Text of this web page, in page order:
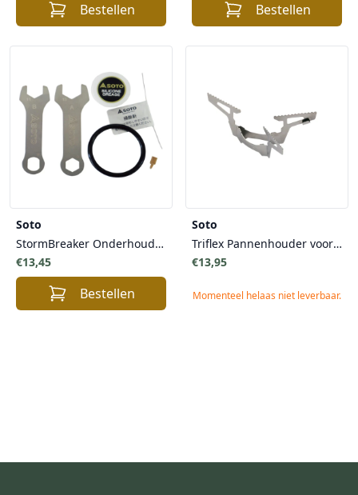
Bestellen Bestellen
Soto
StormBreaker Onderhoudskit
€13,45
Bestellen
Soto
Triflex Pannenhouder voor Windmaster gasbrander
€13,95
Momenteel helaas niet leverbaar.